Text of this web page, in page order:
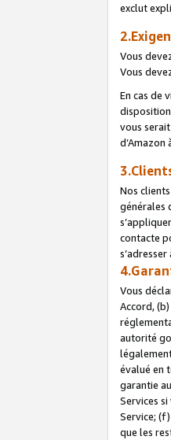
exclut
Vous
Vous
En cas de
vous
Nos
générales
contacte
Vous
Accord,
autorité
évalué en
garantie
Services
Service;
que les